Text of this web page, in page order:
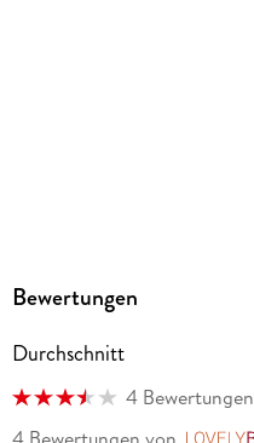
Bewertungen
Durchschnitt
4 Bewertungen